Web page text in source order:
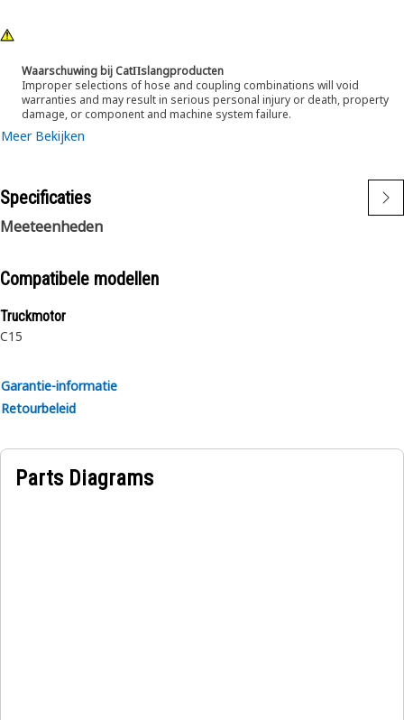
Waarschuwing bij CatΠslangproducten
Improper selections of hose and coupling combinations will void
warranties and may result in serious personal injury or death, property
damage, or component and machine system failure.
Meer Bekijken
Specificaties
Meeteenheden
Compatibele modellen
Truckmotor
C15
Garantie-informatie
Retourbeleid
Parts Diagrams